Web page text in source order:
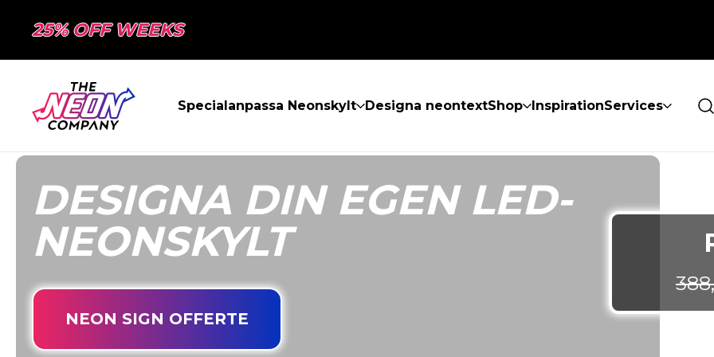
25% OFF WEEKS
Specialanpassa Neonskylt Designa neontextShop InspirationServices
DESIGNA DIN EGEN LED-
NEONSKYLT
NEON SIGN OFFERTE